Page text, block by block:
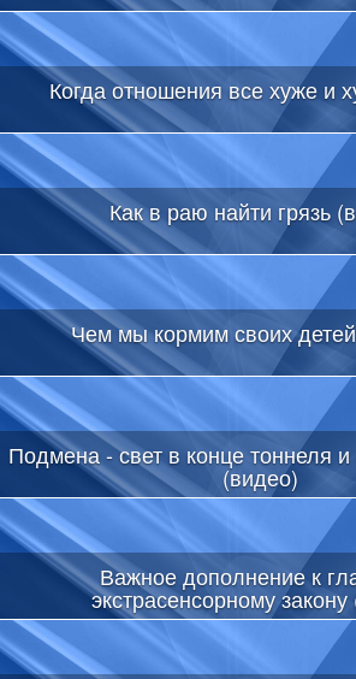
Когда отношения все хуже и
Как в раю найти грязь
Чем мы кормим своих
Подмена - свет в конце тоннеля
(видео)
Важное дополнение к
экстрасенсорному